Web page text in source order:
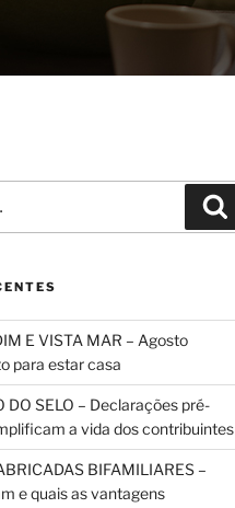
E VISTA MAR – Agosto
para estar casa
DO SELO – Declarações pré-
a vida dos contribuintes
BIFAMILIARES –
e quais as vantagens